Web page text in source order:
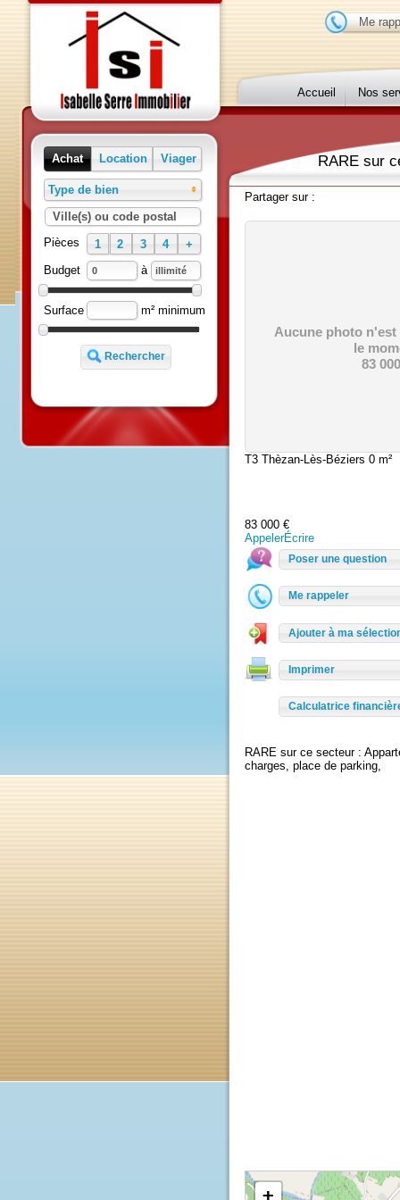
Me
Accueil Nos
Achat Location Viager
Type de bien
Ville(s) ou code postal
1 2 3 4
+
Budget
à
Surface m² minimum
RARE
Partager sur :
Aucune photo
le
83 000 €
AppelerÉcrire
Poser une
Me rappeler
Ajouter à ma
Imprimer